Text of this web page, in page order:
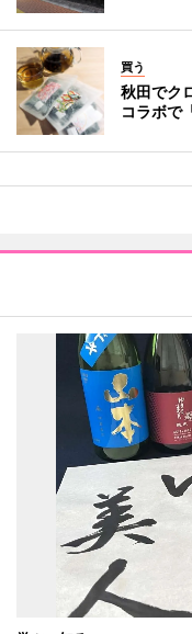
買う
秋田でク
コラボで